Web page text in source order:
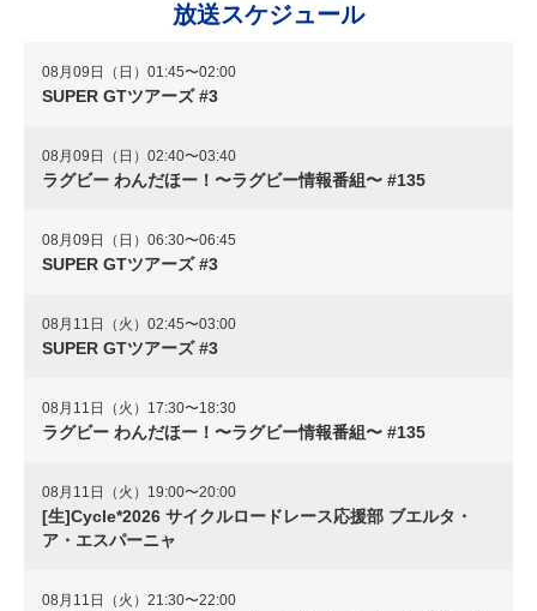
放送スケジュール
08月09日（日）01:45〜02:00
SUPER GTツアーズ #3
08月09日（日）02:40〜03:40
ラグビー わんだほー！〜ラグビー情報番組〜 #135
08月09日（日）06:30〜06:45
SUPER GTツアーズ #3
08月11日（火）02:45〜03:00
SUPER GTツアーズ #3
08月11日（火）17:30〜18:30
ラグビー わんだほー！〜ラグビー情報番組〜 #135
08月11日（火）19:00〜20:00
[生]Cycle*2026 サイクルロードレース応援部 ブエルタ・
ア・エスパーニャ
08月11日（火）21:30〜22:00